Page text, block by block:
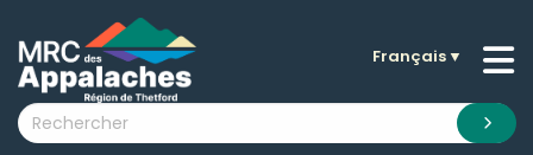
submenu (La MRC )
submenu (Citoyens )
Français▼